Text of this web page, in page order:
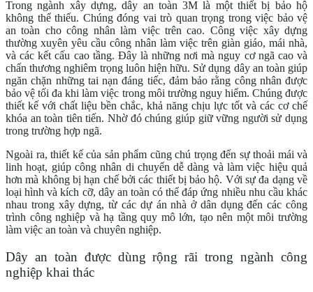
Trong ngành xây dựng, dây an toàn 3M là một thiết bị bảo hộ
không thể thiếu. Chúng đóng vai trò quan trọng trong việc bảo vệ
an toàn cho công nhân làm việc trên cao. Công việc xây dựng
thường xuyên yêu cầu công nhân làm việc trên giàn giáo, mái nhà,
và các kết cấu cao tầng. Đây là những nơi mà nguy cơ ngã cao và
chấn thương nghiêm trọng luôn hiện hữu. Sử dụng dây an toàn giúp
ngăn chặn những tai nạn đáng tiếc, đảm bảo rằng công nhân được
bảo vệ tối đa khi làm việc trong môi trường nguy hiểm. Chúng được
thiết kế với chất liệu bền chắc, khả năng chịu lực tốt và các cơ chế
khóa an toàn tiên tiến. Nhờ đó chúng giúp giữ vững người sử dụng
trong trường hợp ngã.
Ngoài ra, thiết kế của sản phẩm cũng chú trọng đến sự thoải mái và
linh hoạt, giúp công nhân di chuyển dễ dàng và làm việc hiệu quả
hơn mà không bị hạn chế bởi các thiết bị bảo hộ. Với sự đa dạng về
loại hình và kích cỡ, dây an toàn có thể đáp ứng nhiều nhu cầu khác
nhau trong xây dựng, từ các dự án nhà ở dân dụng đến các công
trình công nghiệp và hạ tầng quy mô lớn, tạo nên một môi trường
làm việc an toàn và chuyên nghiệp.
Dây an toàn được dùng rộng rãi trong ngành công
nghiệp khai thác